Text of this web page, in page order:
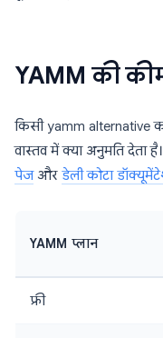
YAMM की
किसी yamm alternative
वास्तव में क्या अनुमति देता
पेजऔर डेली कोटा
YAMM प्लान
फ्री